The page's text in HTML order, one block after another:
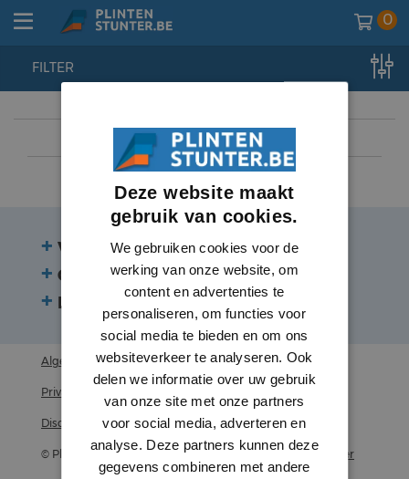
0
home //
FILTER
Veelgestelde vragen
Contact
Beoordelingen
Algemene voorwaarden
Privacy statement
Disclaimer
© Plintenstunter 2026 Profielenstunter
Deze website maakt
gebruik van cookies.
We gebruiken cookies voor de
werking van onze website, om
content en advertenties te
personaliseren, om functies voor
social media te bieden en om ons
websiteverkeer te analyseren. Ook
delen we informatie over uw gebruik
van onze site met onze partners
voor social media, adverteren en
analyse. Deze partners kunnen deze
gegevens combineren met andere